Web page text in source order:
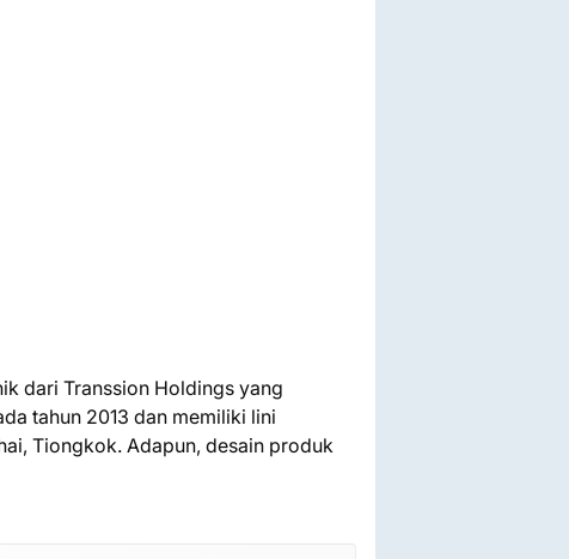
dari Transsion Holdings yang
tahun 2013 dan memiliki lini
Tiongkok. Adapun, desain produk